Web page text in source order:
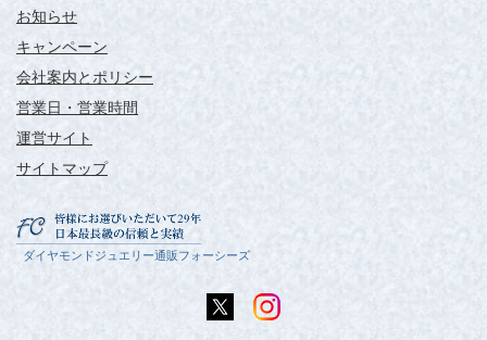
そんな商品を提供して下さるのがフォーシーズ様です。
コレクションがまたひとつ
評価：
1カラットの一粒ダイヤのネックレスが欲しくてずっと見ていた
お知らせ
キャンペーン
会社案内とポリシー
営業日・営業時間
運営サイト
サイトマップ
ダイヤモンドジュエリー通販フォーシーズ